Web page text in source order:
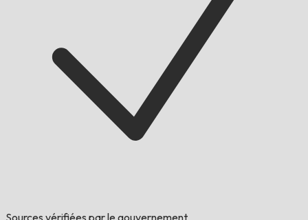
Sources vérifiées par le gouvernement